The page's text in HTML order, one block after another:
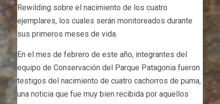
Rewilding sobre el nacimiento de los cuatro
ejemplares, los cuales serán monitoreados durante
sus primeros meses de vida.
En el mes de febrero de este año, integrantes del
equipo de Conservación del Parque Patagonia fueron
testigos del nacimiento de cuatro cachorros de puma,
una noticia que fue muy bien recibida por aquellos